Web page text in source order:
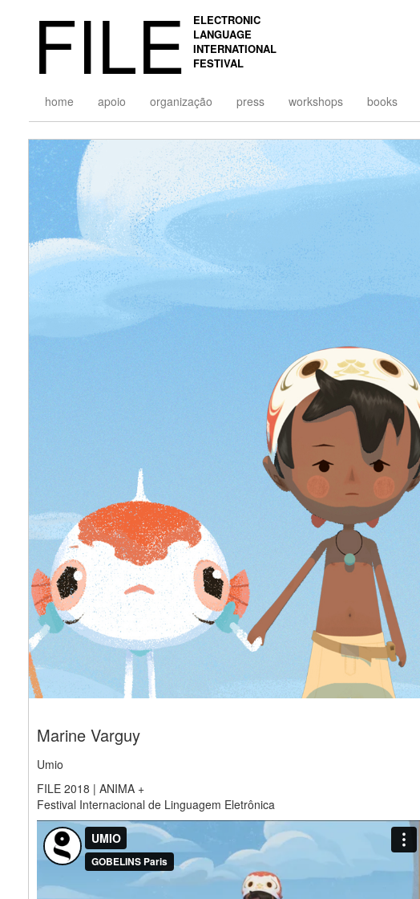
FILE
ELECTRONIC
LANGUAGE
INTERNATIONAL
FESTIVAL
home apoio organização press workshops books
Marine Varguy
Umio
FILE 2018 | ANIMA +
Festival Internacional de Linguagem Eletrônica